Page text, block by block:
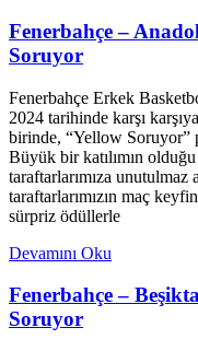
Fenerbahçe –
Soruyor
Fenerbahçe Erkek
2024 tarihinde karşı
birinde, “Yellow Soruyor”
Büyük bir katılımın
taraftarlarımıza
taraftarlarımızın maç
sürpriz ödüllerle
Devamını Oku
Fenerbahçe –
Soruyor